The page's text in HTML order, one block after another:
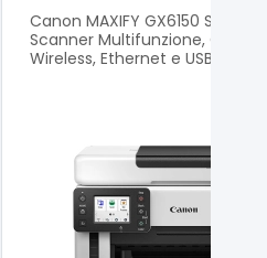
Canon MAXIFY GX6150
Scanner Multifunzione,
Wireless, Ethernet e USB